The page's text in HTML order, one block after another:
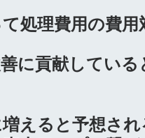
処理費用の費用
に貢献してい
えると予想さ